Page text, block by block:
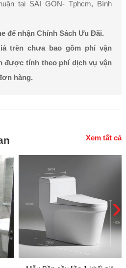
tại SÀI GÒN- Tphcm, Bình
để nhận Chính Sách Ưu Đãi.
trên chưa bao gồm phí vận
được tính theo phí dịch vụ vận
hàng.
Xem tất cả
›